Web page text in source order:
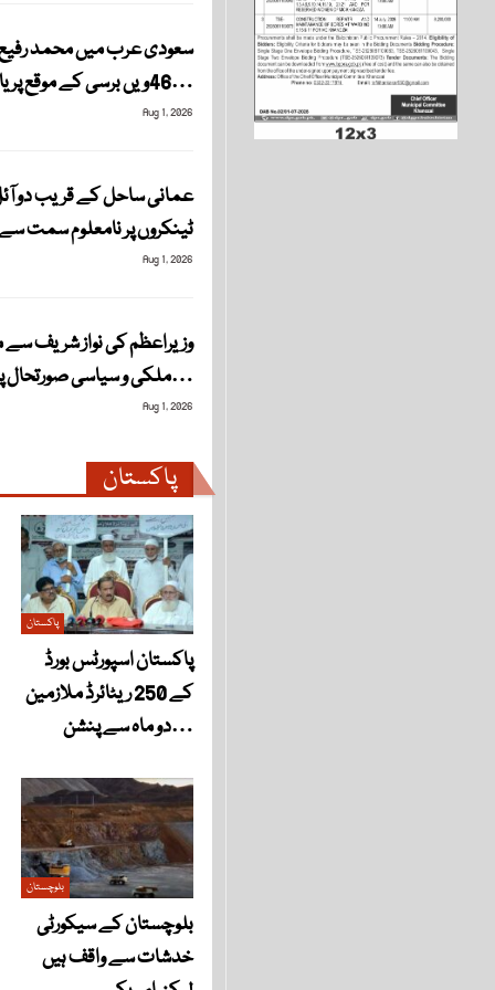
سعودی عرب میں محمد
46ویں برسی کے موقع پر یادگاری…
Aug 1, 2026
عمانی ساحل کے قریب دو
ٹینکروں پر نامعلوم سمت
Aug 1, 2026
وزیراعظم کی نواز شریف سے
ملکی و سیاسی صورتحال پر…
Aug 1, 2026
پاکستان
پاکستان
پاکستان اسپورٹس بورڈ
کے 250 ریٹائرڈ ملازمین
دو ماہ سے پنشن…
بلوچستان
بلوچستان کے سیکورٹی
خدشات سے واقف ہیں